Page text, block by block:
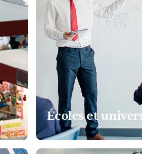
Écoles et